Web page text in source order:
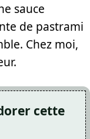
sauce
de pastrami
Chez moi,
cette